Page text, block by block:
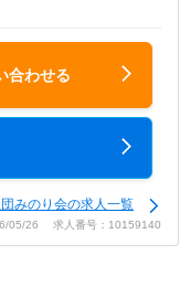
合わせる
みのり会の求人一覧
05/26 求人番号：10159140